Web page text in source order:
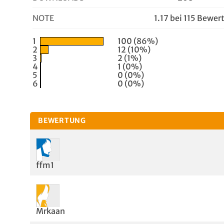
NOTE 1.17 bei 115
1
100 (86%)
2
12 (10%)
3
2 (1%)
4
1 (0%)
5
0 (0%)
6
0 (0%)
BEWERTUNG
ffm1
Mrkaan